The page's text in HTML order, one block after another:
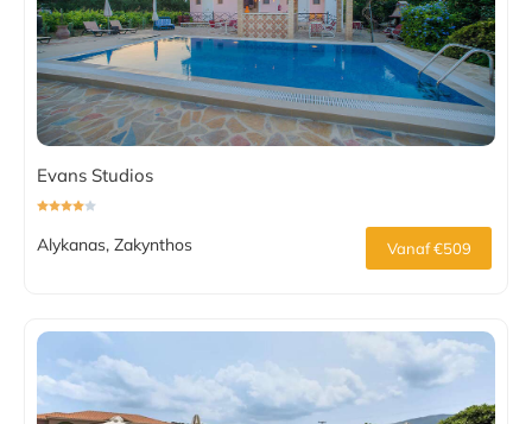
Evans Studios
Alykanas, Zakynthos Vanaf €509